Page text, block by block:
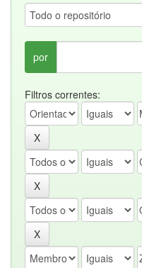
por
Filtros correntes: